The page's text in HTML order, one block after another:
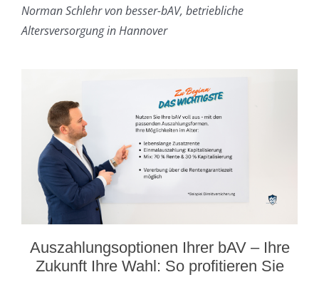
Norman Schlehr von besser-bAV, betriebliche
Altersversorgung in Hannover
Auszahlungsoptionen Ihrer bAV – Ihre
Zukunft Ihre Wahl: So profitieren Sie